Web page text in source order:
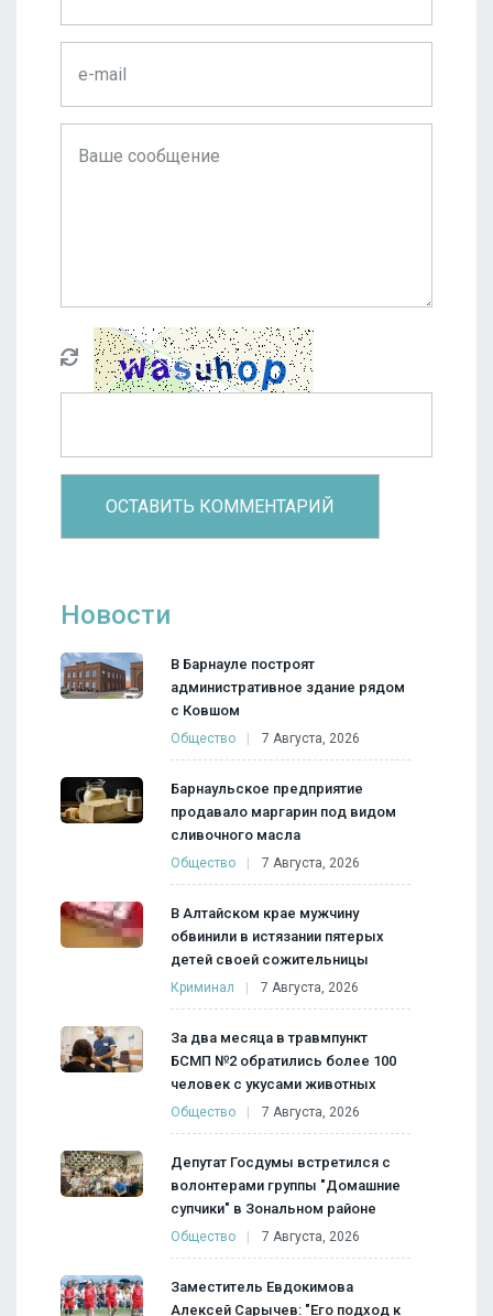
Новости
В Барнауле построят
административное здание рядом
с Ковшом
Общество 7 Августа, 2026
Барнаульское предприятие
продавало маргарин под видом
сливочного масла
Общество 7 Августа, 2026
В Алтайском крае мужчину
обвинили в истязании пятерых
детей своей сожительницы
Криминал 7 Августа, 2026
За два месяца в травмпункт
БСМП №2 обратились более 100
человек с укусами животных
Общество 7 Августа, 2026
Депутат Госдумы встретился с
волонтерами группы "Домашние
супчики" в Зональном районе
Общество 7 Августа, 2026
Заместитель Евдокимова
Алексей Сарычев: "Его подход к